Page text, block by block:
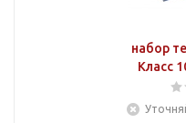
набор
Класс